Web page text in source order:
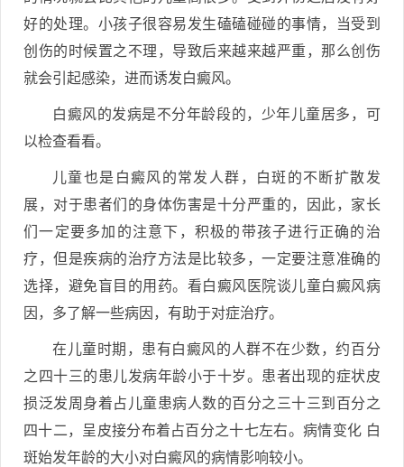
好的处理。小孩子很容易发生磕磕碰碰的事情，当受到
创伤的时候置之不理，导致后来越来越严重，那么创伤
就会引起感染，进而诱发白癜风。
白癜风的发病是不分年龄段的，少年儿童居多，可
以检查看看。
儿童也是白癜风的常发人群，白斑的不断扩散发
展，对于患者们的身体伤害是十分严重的，因此，家长
们一定要多加的注意下，积极的带孩子进行正确的治
疗，但是疾病的治疗方法是比较多，一定要注意准确的
选择，避免盲目的用药。看白癜风医院谈儿童白癜风病
因，多了解一些病因，有助于对症治疗。
在儿童时期，患有白癜风的人群不在少数，约百分
之四十三的患儿发病年龄小于十岁。患者出现的症状皮
损泛发周身着占儿童患病人数的百分之三十三到百分之
四十二，呈皮接分布着占百分之十七左右。病情变化 白
斑始发年龄的大小对白癜风的病情影响较小。